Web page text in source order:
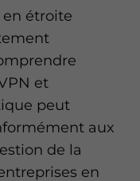
étroite
et
peut
aux
de la
en